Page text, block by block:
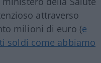
attraverso
milioni di euro (e
soldi come abbiamo